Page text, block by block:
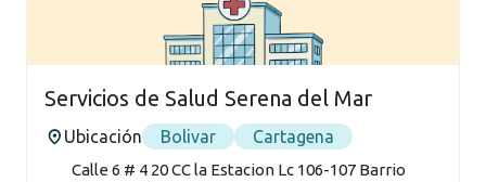
Servicios de Salud Serena del Mar
Ubicación Bolivar Cartagena
Calle 6 # 4 20 CC la Estacion Lc 106-107 Barrio